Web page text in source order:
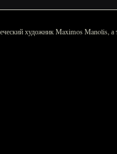
художник Maximos Manolis, а